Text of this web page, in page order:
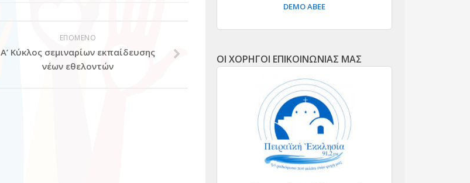
ΕΠΟΜΕΝΟ
Α’ Κύκλος σεμιναρίων εκπαίδευσης
νέων εθελοντών
DEMO ΑΒΕΕ
ΟΙ ΧΟΡΗΓΟΙ ΕΠΙΚΟΙΝΩΝΙΑΣ ΜΑΣ